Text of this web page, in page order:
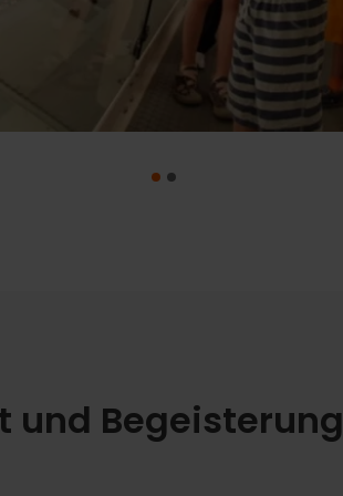
und Begeisterung